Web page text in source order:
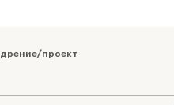
проект